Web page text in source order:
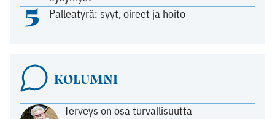
5 Palleatyrä: syyt, oireet ja hoito
KOLUMNI
Terveys on osa turvallisuutta